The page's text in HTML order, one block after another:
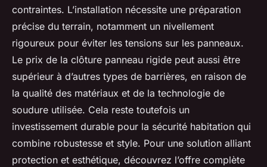
contraintes. L’installation nécessite une préparation
précise du terrain, notamment un nivellement
rigoureux pour éviter les tensions sur les panneaux.
Le prix de la clôture panneau rigide peut aussi être
supérieur à d’autres types de barrières, en raison de
la qualité des matériaux et de la technologie de
soudure utilisée. Cela reste toutefois un
investissement durable pour la sécurité habitation qui
combine robustesse et style. Pour une solution alliant
protection et esthétique, découvrez l’offre complète